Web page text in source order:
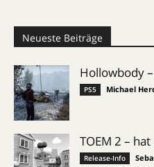
Neueste Beiträge
Hollowbody
PS5 Michael
TOEM 2 –
Release-Info